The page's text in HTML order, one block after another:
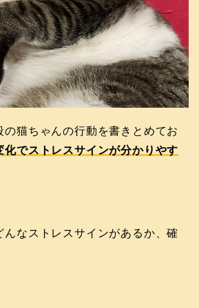
の猫ちゃんの行動を書きとめてお
化でストレスサインが分かりやす
んなストレスサインがあるか、確